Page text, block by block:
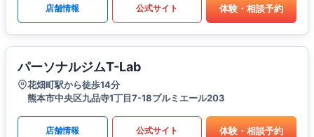
店舗情報 公式サイト 体験・相談予約
パーソナルジムT-Lab
花畑町駅から徒歩14分
熊本市中央区九品寺1丁目7-18プルミエール203
店舗情報 公式サイト 体験・相談予約